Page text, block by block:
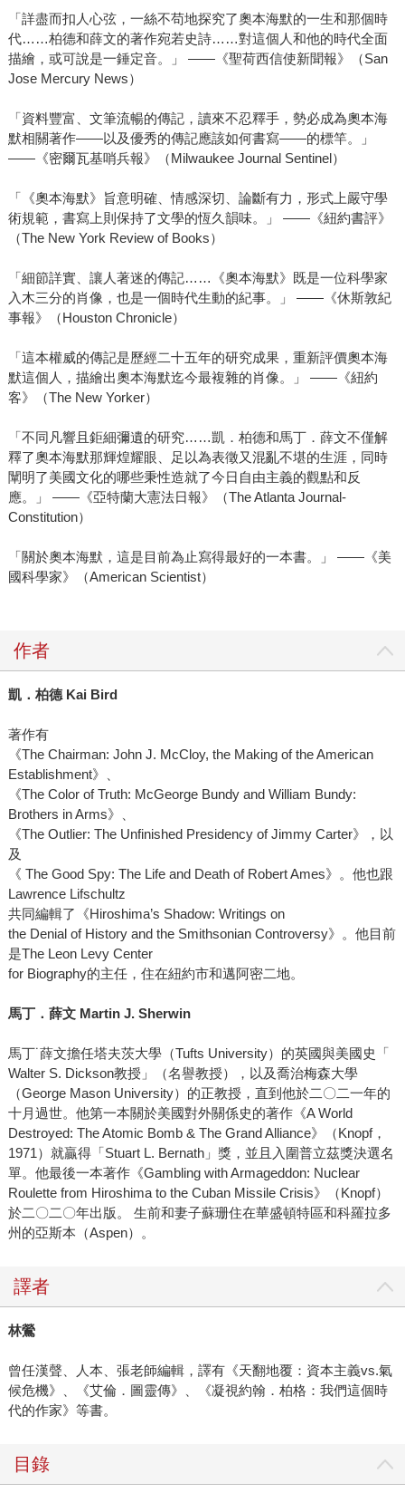
「詳盡而扣人心弦，一絲不苟地探究了奧本海默的一生和那個時
代……柏德和薛文的著作宛若史詩……對這個人和他的時代全面
描繪，或可說是一錘定音。」 ——《聖荷西信使新聞報》（San
Jose Mercury News）
「資料豐富、文筆流暢的傳記，讀來不忍釋手，勢必成為奧本海
默相關著作——以及優秀的傳記應該如何書寫——的標竿。」
——《密爾瓦基哨兵報》（Milwaukee Journal Sentinel）
「《奧本海默》旨意明確、情感深切、論斷有力，形式上嚴守學
術規範，書寫上則保持了文學的恆久韻味。」 ——《紐約書評》
（The New York Review of Books）
「細節詳實、讓人著迷的傳記……《奧本海默》既是一位科學家
入木三分的肖像，也是一個時代生動的紀事。」 ——《休斯敦紀
事報》（Houston Chronicle）
「這本權威的傳記是歷經二十五年的研究成果，重新評價奧本海
默這個人，描繪出奧本海默迄今最複雜的肖像。」 ——《紐約
客》（The New Yorker）
「不同凡響且鉅細彌遺的研究……凱．柏德和馬丁．薛文不僅解
釋了奧本海默那輝煌耀眼、足以為表徵又混亂不堪的生涯，同時
闡明了美國文化的哪些秉性造就了今日自由主義的觀點和反
應。」 ——《亞特蘭大憲法日報》（The Atlanta Journal-
Constitution）
「關於奧本海默，這是目前為止寫得最好的一本書。」 ——《美
國科學家》（American Scientist）
作者
凱．柏德 Kai Bird
著作有
《The Chairman: John J. McCloy, the Making of the American
Establishment》、
《The Color of Truth: McGeorge Bundy and William Bundy:
Brothers in Arms》、
《The Outlier: The Unfinished Presidency of Jimmy Carter》，以
及
《 The Good Spy: The Life and Death of Robert Ames》。他也跟
Lawrence Lifschultz
共同編輯了《Hiroshima’s Shadow: Writings on
the Denial of History and the Smithsonian Controversy》。他目前
是The Leon Levy Center
for Biography的主任，住在紐約市和邁阿密二地。
馬丁．薛文 Martin J. Sherwin
馬丁˙薛文擔任塔夫茨大學（Tufts University）的英國與美國史「
Walter S. Dickson教授」（名譽教授），以及喬治梅森大學
（George Mason University）的正教授，直到他於二〇二一年的
十月過世。他第一本關於美國對外關係史的著作《A World
Destroyed: The Atomic Bomb & The Grand Alliance》（Knopf，
1971）就贏得「Stuart L. Bernath」獎，並且入圍普立茲獎決選名
單。他最後一本著作《Gambling with Armageddon: Nuclear
Roulette from Hiroshima to the Cuban Missile Crisis》（Knopf）
於二〇二〇年出版。 生前和妻子蘇珊住在華盛頓特區和科羅拉多
州的亞斯本（Aspen）。
譯者
林鶯
曾任漢聲、人本、張老師編輯，譯有《天翻地覆：資本主義vs.氣
候危機》、《艾倫．圖靈傳》、《凝視約翰．柏格：我們這個時
代的作家》等書。
目錄